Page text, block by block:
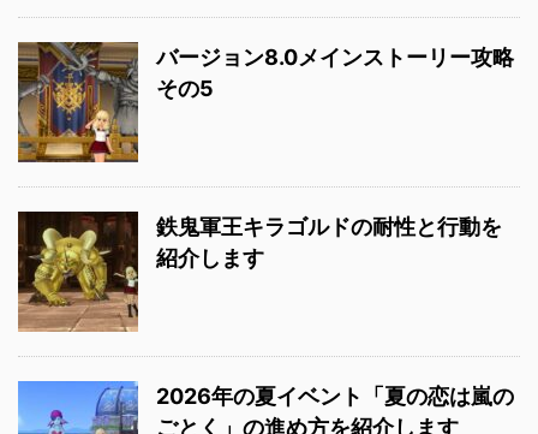
バージョン8.0メインストーリー攻略
その5
鉄鬼軍王キラゴルドの耐性と行動を
紹介します
2026年の夏イベント「夏の恋は嵐の
ごとく」の進め方を紹介します